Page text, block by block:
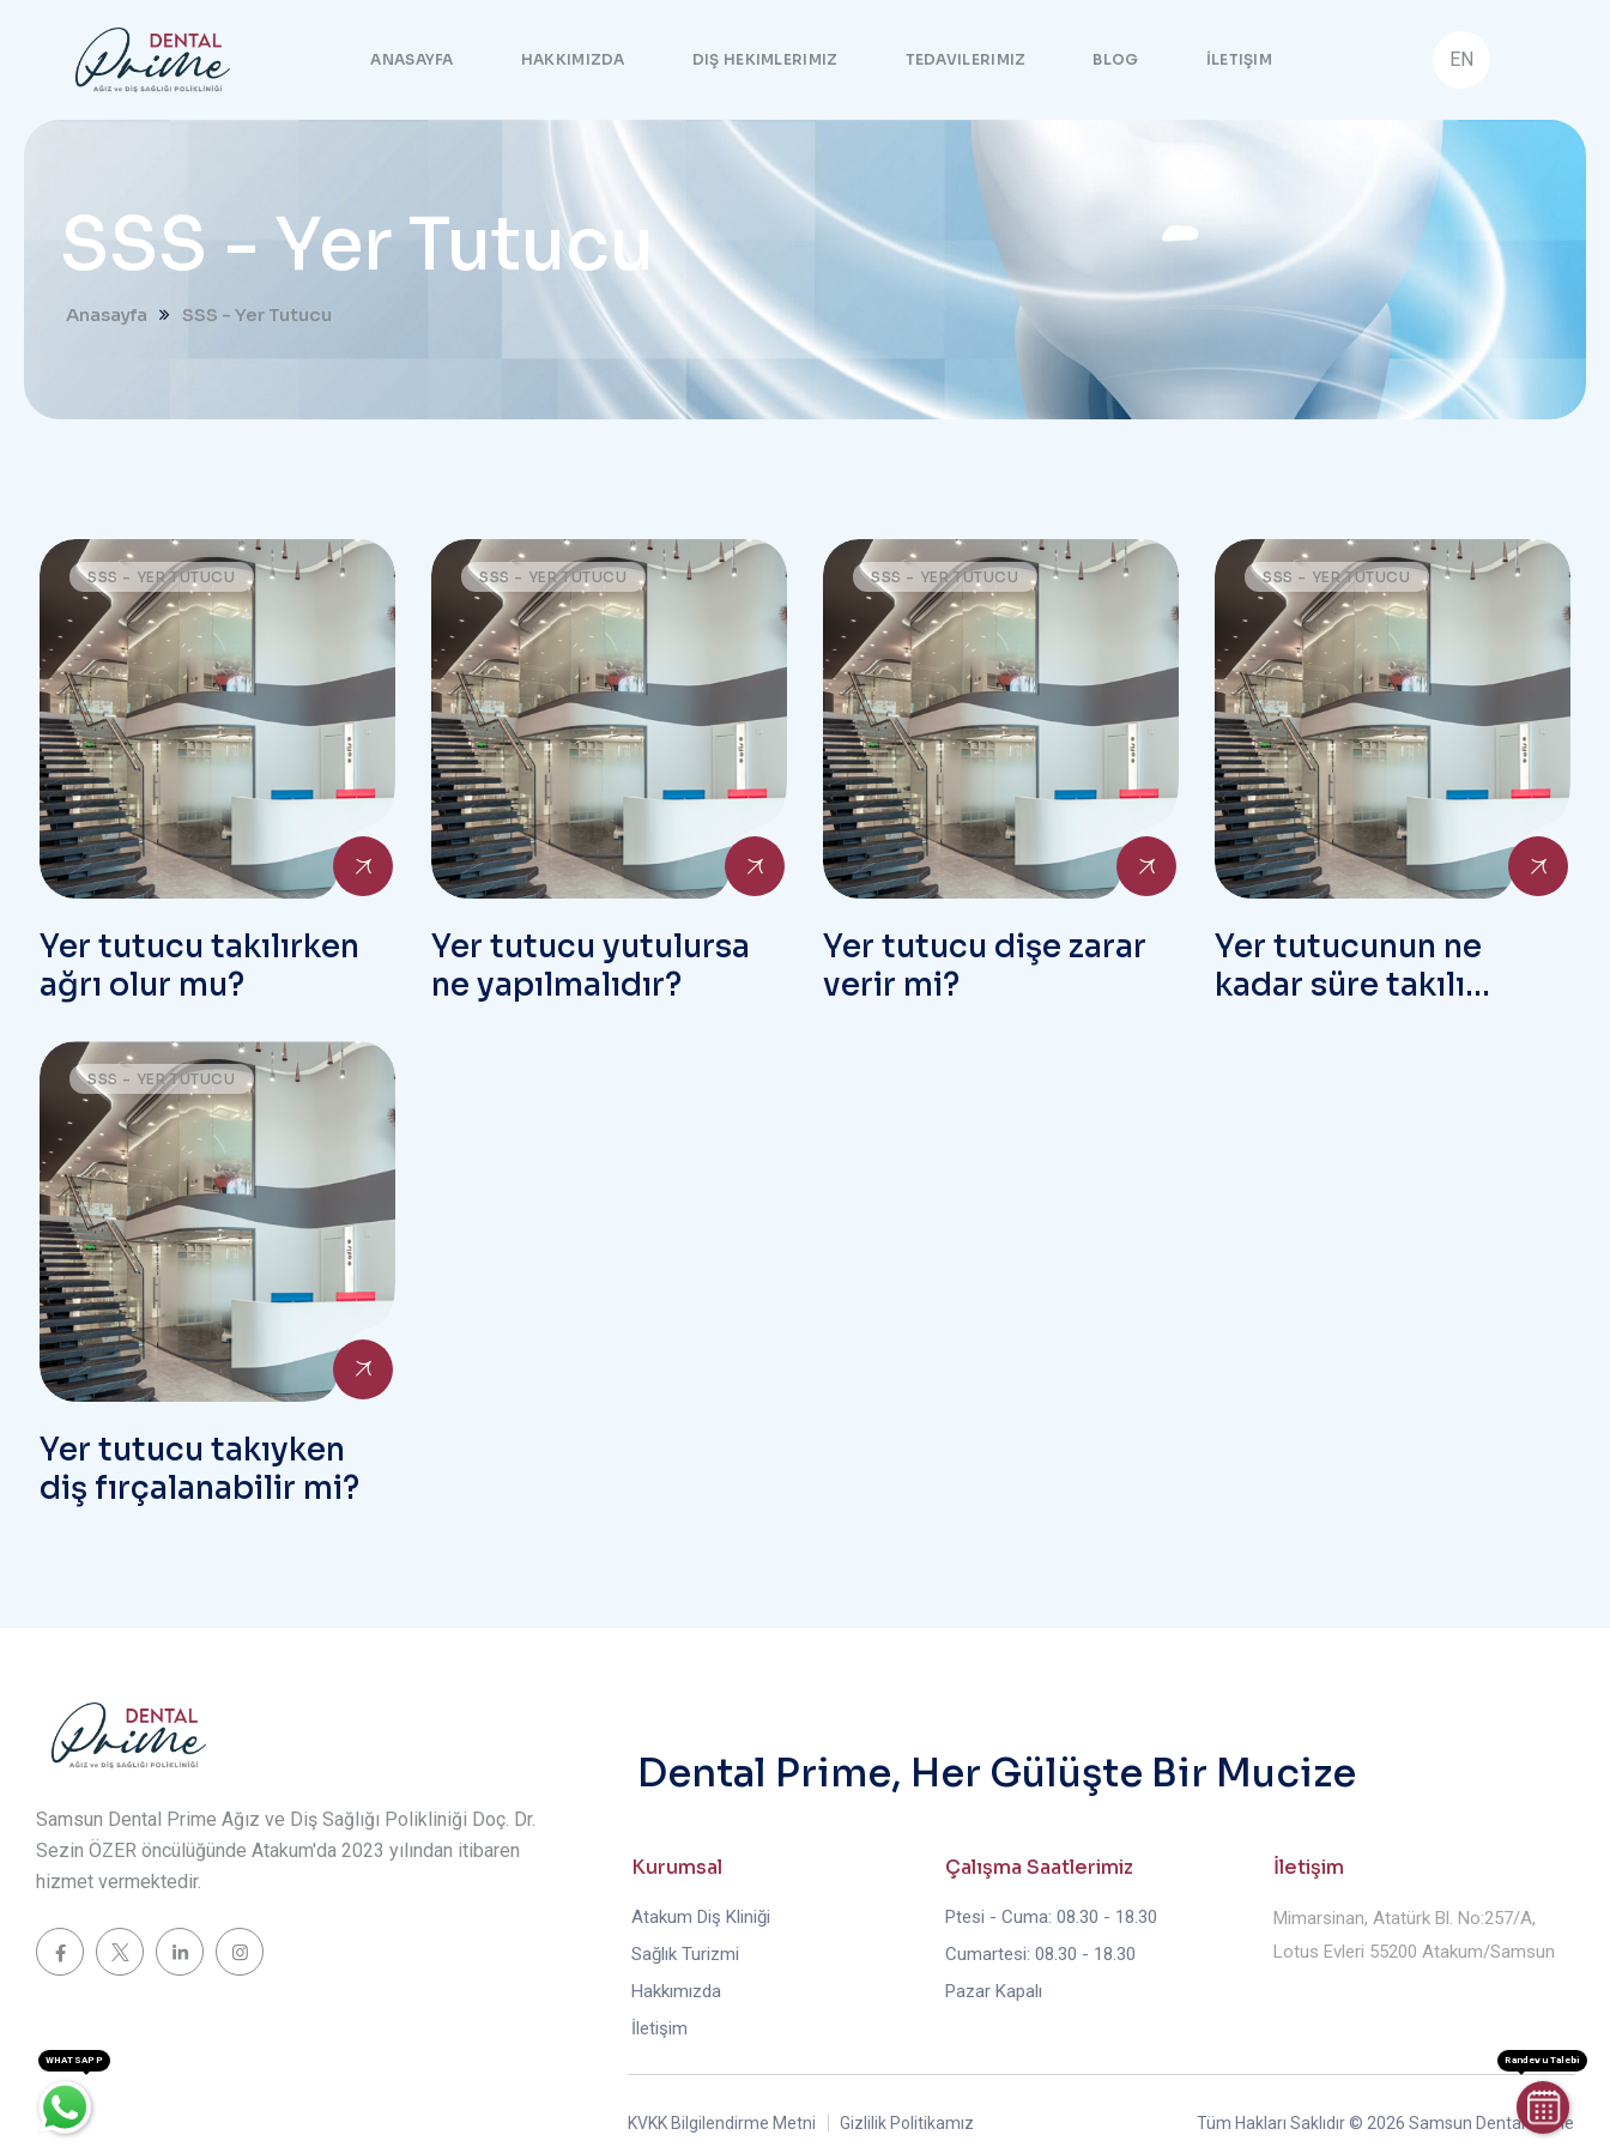
ANASAYFA HAKKIMIZDA DIŞ HEKIMLERIMIZ TEDAVILERIMIZ BLOG İLETIŞIM EN
SSS - Yer Tutucu
Anasayfa SSS - Yer Tutucu
SSS - YER TUTUCU
Yer tutucu takılırken
ağrı olur mu?
SSS - YER TUTUCU
Yer tutucu yutulursa
ne yapılmalıdır?
SSS - YER TUTUCU
Yer tutucu dişe zarar
verir mi?
SSS - YER TUTUCU
Yer tutucunun ne
kadar süre takılı
SSS - YER TUTUCU
Yer tutucu takıyken
diş fırçalanabilir mi?
Dental Prime, Her Gülüşte Bir Mucize
Samsun Dental Prime Ağız ve Diş Sağlığı Polikliniği Doç. Dr.
Sezin ÖZER öncülüğünde Atakum'da 2023 yılından itibaren
hizmet vermektedir.
Kurumsal
Atakum Diş Kliniği
Sağlık Turizmi
Hakkımızda
İletişim
Çalışma Saatlerimiz
Ptesi - Cuma: 08.30 - 18.30
Cumartesi: 08.30 - 18.30
Pazar Kapalı
İletişim
Mimarsinan, Atatürk Bl. No:257/A,
Lotus Evleri 55200 Atakum/Samsun
Tüm Hakları Saklıdır © 2026 Samsun Dental Prime
KVKK Bilgilendirme Metni Gizlilik Politikamız
WHATSAPP Randevu Talebi